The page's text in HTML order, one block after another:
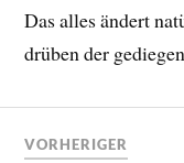
Das alles ändert
drüben der
VORHERIGER